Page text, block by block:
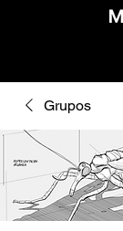
Grupos